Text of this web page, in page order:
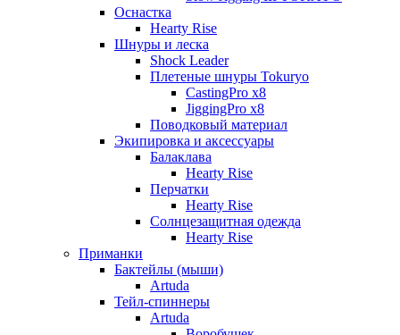
Оснастка
Hearty Rise
Шнуры и леска
Shock Leader
Плетеные шнуры Tokuryo
CastingPro x8
JiggingPro x8
Поводковый материал
Экипировка и аксессуары
Балаклава
Hearty Rise
Перчатки
Hearty Rise
Солнцезащитная одежда
Hearty Rise
Приманки
Бактейлы (мыши)
Artuda
Тейл-спиннеры
Artuda